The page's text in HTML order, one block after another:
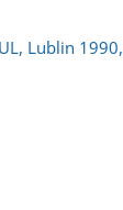
Lublin